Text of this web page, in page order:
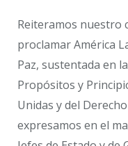
Reiteramos nuestro
proclamar América
Paz, sustentada en
Propósitos y
Unidas y del
expresamos en el